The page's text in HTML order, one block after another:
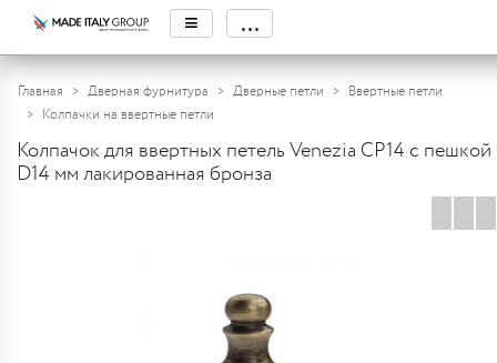
≡ ...
Главная Дверная фурнитура Дверные петли
Ввертные петли
Колпачки на ввертные петли
Колпачок для ввертных петель Venezia CP14 с пешкой
D14 мм лакированная бронза